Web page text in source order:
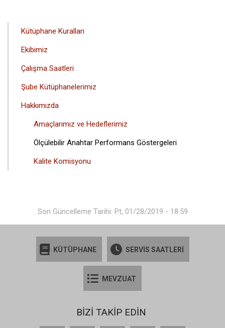
ANA
MENÜSÜ
Kütüphane Kuralları
Ekibimiz
Çalışma Saatleri
Şube Kütüphanelerimiz
Hakkımızda
Amaçlarımız ve Hedeflerimiz
Ölçülebilir Anahtar Performans Göstergeleri
Kalite Komisyonu
Son Güncelleme Tarihi: Pt, 01/28/2019 - 18:59
KÜTÜPHANE SERVİS SAATLERİ
MEVZUAT
BİZİ TAKİP EDİN